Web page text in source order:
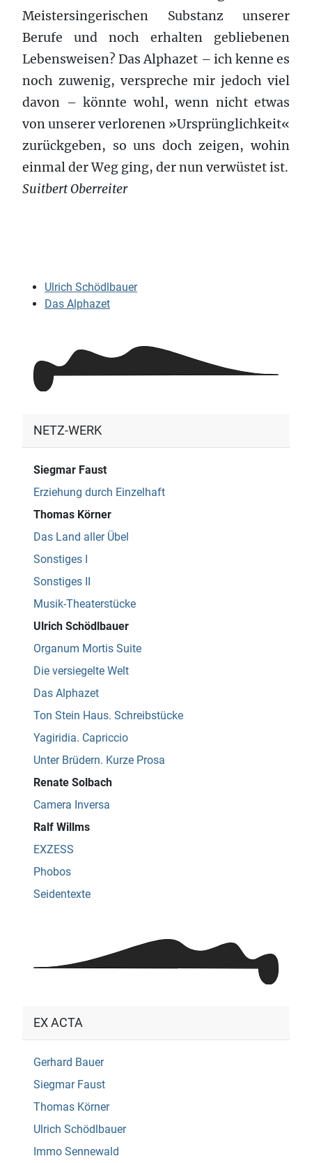
Meistersingerischen Substanz unserer
Berufe und noch erhalten gebliebenen
Lebensweisen? Das Alphazet – ich kenne es
noch zuwenig, verspreche mir jedoch viel
davon – könnte wohl, wenn nicht etwas
von unserer verlorenen »Ursprünglichkeit«
zurückgeben, so uns doch zeigen, wohin
einmal der Weg ging, der nun verwüstet ist.
Suitbert Oberreiter
Ulrich Schödlbauer
Das Alphazet
NETZ-WERK
Siegmar Faust
Erziehung durch Einzelhaft
Thomas Körner
Das Land aller Übel
Sonstiges I
Sonstiges II
Musik-Theaterstücke
Ulrich Schödlbauer
Organum Mortis Suite
Die versiegelte Welt
Das Alphazet
Ton Stein Haus. Schreibstücke
Yagiridia. Capriccio
Unter Brüdern. Kurze Prosa
Renate Solbach
Camera Inversa
Ralf Willms
EXZESS
Phobos
Seidentexte
EX ACTA
Gerhard Bauer
Siegmar Faust
Thomas Körner
Ulrich Schödlbauer
Immo Sennewald